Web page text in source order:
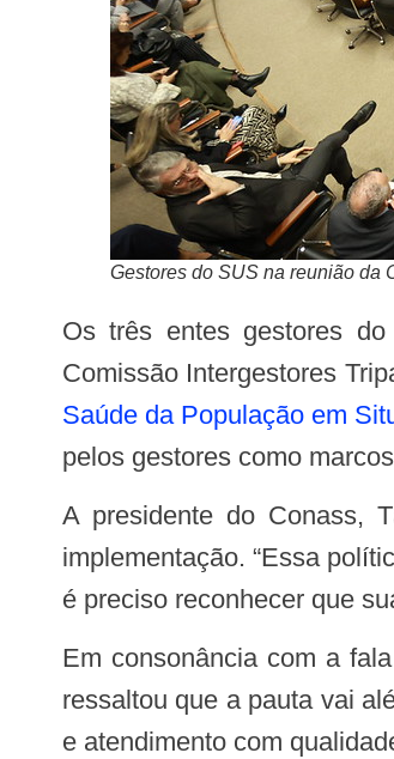
Gestores do SUS na reunião da
Os três entes gestores do Sistema Único de Saúde (SUS) reuniram-se nesta quarta-feira, 28, em Brasília, durante a 5ª
Comissão Intergestores
Saúde da População em
pelos gestores como
A presidente do Conass, Tânia Mara Coelho, destacou a relevância da iniciativa e o compromisso dos estados com sua
implementação. “Essa
é preciso reconhecer que
Em consonância com a fala da presidente do Conass, Adriano Massuda, o secretário executivo do Ministério da Saúde (MS),
ressaltou que a pauta vai
e atendimento com